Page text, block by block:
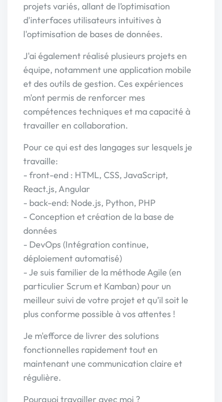
projets variés, allant de l’optimisation
d'interfaces utilisateurs intuitives à
l'optimisation de bases de données.
J'ai également réalisé plusieurs projets en
équipe, notamment une application mobile
et des outils de gestion. Ces expériences
m'ont permis de renforcer mes
compétences techniques et ma capacité à
travailler en collaboration.
Pour ce qui est des langages sur lesquels je
travaille:
- front-end : HTML, CSS, JavaScript,
React.js, Angular
- back-end: Node.js, Python, PHP
- Conception et création de la base de
données
- DevOps (Intégration continue,
déploiement automatisé)
- Je suis familier de la méthode Agile (en
particulier Scrum et Kamban) pour un
meilleur suivi de votre projet et qu’il soit le
plus conforme possible à vos attentes !
Je m'efforce de livrer des solutions
fonctionnelles rapidement tout en
maintenant une communication claire et
régulière.
Pourquoi travailler avec moi ?